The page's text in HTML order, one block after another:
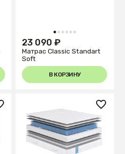
1 2 3 4 5 6
23 090 ₽
Матрас Classic Standart
Soft
В КОРЗИНУ